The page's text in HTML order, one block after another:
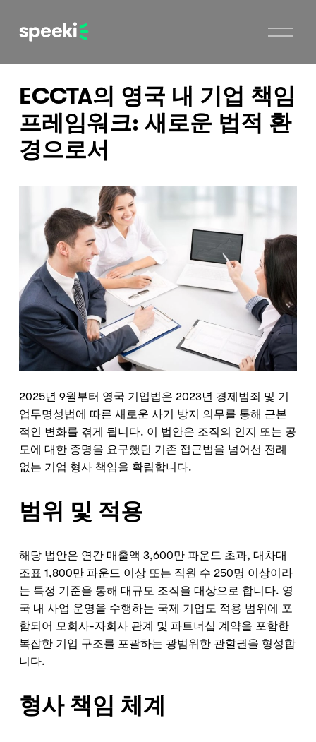
메
ECCTA의 영국 내 기업 책임
프레임워크: 새로운 법적 환
경으로서
2025년 9월부터 영국 기업법은 2023년 경제범죄 및 기
업투명성법에 따른 새로운 사기 방지 의무를 통해 근본
적인 변화를 겪게 됩니다. 이 법안은 조직의 인지 또는 공
모에 대한 증명을 요구했던 기존 접근법을 넘어선 전례
없는 기업 형사 책임을 확립합니다.
범위 및 적용
해당 법안은 연간 매출액 3,600만 파운드 초과, 대차대
조표 1,800만 파운드 이상 또는 직원 수 250명 이상이라
는 특정 기준을 통해 대규모 조직을 대상으로 합니다. 영
국 내 사업 운영을 수행하는 국제 기업도 적용 범위에 포
함되어 모회사-자회사 관계 및 파트너십 계약을 포함한
복잡한 기업 구조를 포괄하는 광범위한 관할권을 형성합
니다.
형사 책임 체계